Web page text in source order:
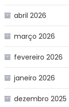
abril 2026
março 2026
fevereiro 2026
janeiro 2026
dezembro 2025